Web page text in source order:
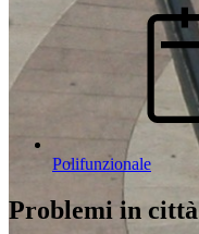
Polifunzionale
Problemi in città